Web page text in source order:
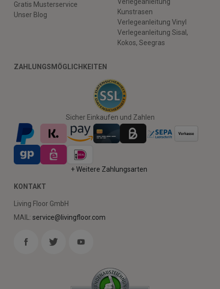
Gratis Musterservice
Unser Blog
Kunstrasen
Verlegeanleitung Vinyl
Verlegeanleitung Sisal,
Kokos, Seegras
ZAHLUNGSMÖGLICHKEITEN
Sicher Einkaufen und Zahlen
+ Weitere Zahlungsarten
KONTAKT
Living Floor GmbH
MAIL: service@livingfloor.com